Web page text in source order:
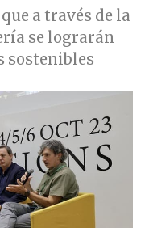
a través de la
se lograrán
sostenibles